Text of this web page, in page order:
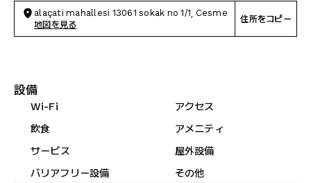
alaçati mahallesi 13061 sokak no 1/1, Cesme
地図を見る
住所をコピー
設備
Wi-Fi
アクセス
飲食
アメニティ
サービス
屋外設備
バリアフリー設備
その他